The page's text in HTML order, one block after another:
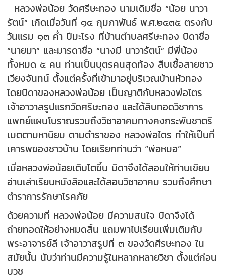
หลวงพ่อน้อย วัดศรีษะทอง นามเดิมชื่อ “น้อย นาวา
รัตน์” เกิดเมื่อวันที่ ๑๔ กุมภาพันธ์ พ.ศ.๒๔๓๕ ตรงกับ
วันแรม ๑๓ ค่ำ ปีมะโรง ที่บ้านตำบลศรีษะทอง บิดาชื่อ
“นายมา” และมารดาชื่อ “นางมี นาวารัตน์” มีพี่น้อง
ทั้งหมด ๕ คน ท่านเป็นบุตรคนสุดท้อง สืบเชื้อสายชาว
เวียงจันทน์ ตั้งแต่ครั้งที่เข้ามาอยู่บริเวณบ้านหัวทอง
โดยบิดาของหลวงพ่อน้อย เป็นญาติกับหลวงพ่อไตร
เจ้าอาวาสรูปแรกวัดศรีษะทอง และได้สืบทอดวิชาการ
แพทย์แผนโบราณรวมถึงวิชาอาคมทางคงกระพันชาตรี
เมตตามหานิยม ตามตำราของ หลวงพ่อไตร ทำให้เป็นที่
เคารพของชาวบ้าน โดยเรียกท่านว่า “พ่อหมอ”
เมื่อหลวงพ่อน้อยเติบโตขึ้น บิดาจึงได้สอนให้ท่านเขียน
อ่านเล่าเรียนหนังสือและได้สอนวิชาอาคม รวมถึงศึกษา
ตำราการรักษาโรคภัย
ด้วยความที่ หลวงพ่อน้อย มีความสนใจ บิดาจึงได้
ถ่ายทอดให้อย่างหมดสิ้น แถมพาไปเรียนเพิ่มเติมกับ
พระอาจารย์ลี เจ้าอาวาสรูปที่ ๓ ของวัดศีรษะทอง ใน
สมัยนั้น นับว่าท่านมีความรู้ในหลากหลายวิชา ตั้งแต่ก่อน
บวช